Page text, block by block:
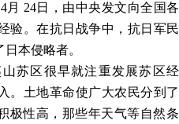
月 24日，由中央发文向全国各
验。在抗日战争中，抗日军民
本侵略者。
苏区很早就注重发展苏区经
。土地革命使广大农民分到了
极性高，那些年天气等自然条